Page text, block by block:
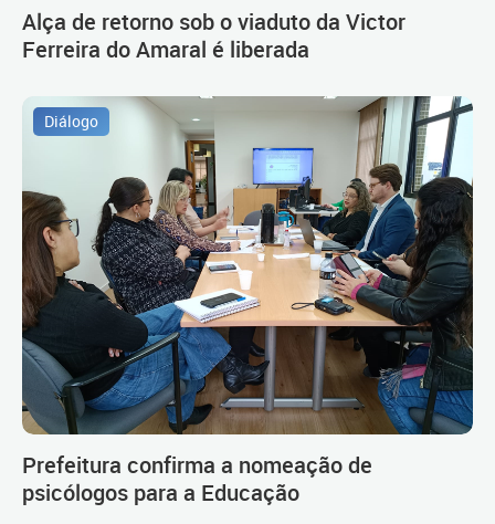
Alça de retorno sob o viaduto da Victor
Ferreira do Amaral é liberada
Diálogo
Prefeitura confirma a nomeação de
psicólogos para a Educação